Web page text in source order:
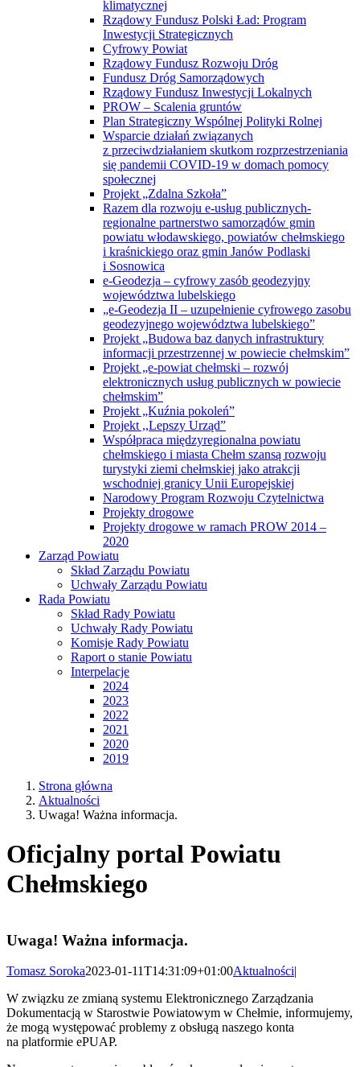
klimatycznej
Rządowy Fundusz Polski Ład: Program
Inwestycji Strategicznych
Cyfrowy Powiat
Rządowy Fundusz Rozwoju Dróg
Fundusz Dróg Samorządowych
Rządowy Fundusz Inwestycji Lokalnych
PROW – Scalenia gruntów
Plan Strategiczny Wspólnej Polityki Rolnej
Wsparcie działań związanych
z przeciwdziałaniem skutkom rozprzestrzeniania
się pandemii COVID-19 w domach pomocy
społecznej
Projekt „Zdalna Szkoła”
Razem dla rozwoju e-usług publicznych-
regionalne partnerstwo samorządów gmin
powiatu włodawskiego, powiatów chełmskiego
i kraśnickiego oraz gmin Janów Podlaski
i Sosnowica
e-Geodezja – cyfrowy zasób geodezyjny
województwa lubelskiego
„e-Geodezja II – uzupełnienie cyfrowego zasobu
geodezyjnego województwa lubelskiego”
Projekt „Budowa baz danych infrastruktury
informacji przestrzennej w powiecie chełmskim”
Projekt „e-powiat chełmski – rozwój
elektronicznych usług publicznych w powiecie
chełmskim”
Projekt „Kuźnia pokoleń”
Projekt ,,Lepszy Urząd”
Współpraca międzyregionalna powiatu
chełmskiego i miasta Chełm szansą rozwoju
turystyki ziemi chełmskiej jako atrakcji
wschodniej granicy Unii Europejskiej
Narodowy Program Rozwoju Czytelnictwa
Projekty drogowe
Projekty drogowe w ramach PROW 2014 –
2020
Zarząd Powiatu
Skład Zarządu Powiatu
Uchwały Zarządu Powiatu
Rada Powiatu
Skład Rady Powiatu
Uchwały Rady Powiatu
Komisje Rady Powiatu
Raport o stanie Powiatu
Interpelacje
2024
2023
2022
2021
2020
2019
Strona główna
Aktualności
Uwaga! Ważna informacja.
Oficjalny portal Powiatu
Chełmskiego
Uwaga! Ważna informacja.
Tomasz Soroka2023-01-11T14:31:09+01:00Aktualności|
W związku ze zmianą systemu Elektronicznego Zarządzania
Dokumentacją w Starostwie Powiatowym w Chełmie, informujemy,
że mogą występować problemy z obsługą naszego konta
na platformie ePUAP.